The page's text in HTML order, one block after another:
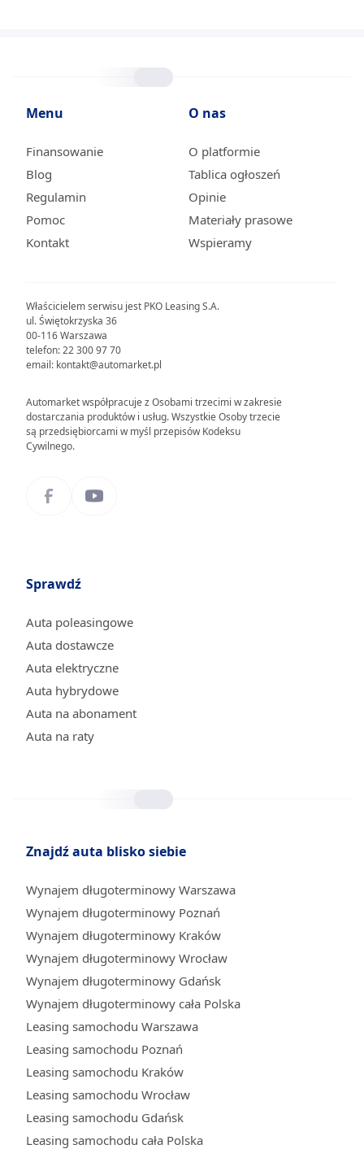
Właścicielem serwisu jest PKO Leasing S.A.
ul. Świętokrzyska 36
00-116 Warszawa
telefon: 22 300 97 70
email: kontakt@automarket.pl
Automarket współpracuje z Osobami trzecimi w zakresie
dostarczania produktów i usług. Wszystkie Osoby trzecie
są przedsiębiorcami w myśl przepisów Kodeksu
Cywilnego.
Menu
Finansowanie
Blog
Regulamin
Pomoc
Kontakt
O nas
O platformie
Tablica ogłoszeń
Opinie
Materiały prasowe
Wspieramy
Sprawdź
Auta poleasingowe
Auta dostawcze
Auta elektryczne
Auta hybrydowe
Auta na abonament
Auta na raty
Znajdź auta blisko siebie
Wynajem długoterminowy Warszawa
Wynajem długoterminowy Poznań
Wynajem długoterminowy Kraków
Wynajem długoterminowy Wrocław
Wynajem długoterminowy Gdańsk
Wynajem długoterminowy cała Polska
Leasing samochodu Warszawa
Leasing samochodu Poznań
Leasing samochodu Kraków
Leasing samochodu Wrocław
Leasing samochodu Gdańsk
Leasing samochodu cała Polska